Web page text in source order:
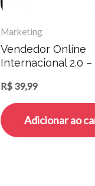
Marketing
Vendedor Online
Internacional 2.0 –
R$ 39,99
Adicionar ao